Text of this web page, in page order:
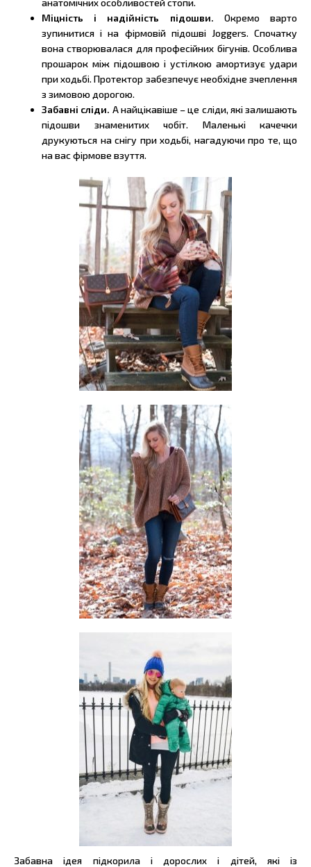
анатомічних особливостей стопи.
Міцність і надійність підошви. Окремо варто
зупинитися і на фірмовій підошві Joggers. Спочатку
вона створювалася для професійних бігунів. Особлива
прошарок між підошвою і устілкою амортизує удари
при ходьбі. Протектор забезпечує необхідне зчеплення
з зимовою дорогою.
Забавні сліди. А найцікавіше – це сліди, які залишають
підошви знаменитих чобіт. Маленькі качечки
друкуються на снігу при ходьбі, нагадуючи про те, що
на вас фірмове взуття.
Забавна ідея підкорила і дорослих і дітей, які із